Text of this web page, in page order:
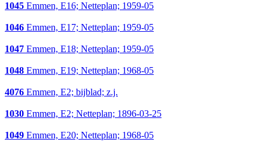
1045 Emmen, E16; Netteplan; 1959-05
1046 Emmen, E17; Netteplan; 1959-05
1047 Emmen, E18; Netteplan; 1959-05
1048 Emmen, E19; Netteplan; 1968-05
4076 Emmen, E2; bijblad; z.j.
1030 Emmen, E2; Netteplan; 1896-03-25
1049 Emmen, E20; Netteplan; 1968-05